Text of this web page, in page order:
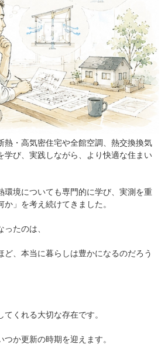
熱・高気密住宅や全館空調、熱交換換気
学び、実践しながら、より快適な住まい
環境についても専門的に学び、実測を重
」を考え続けてきました。
たのは、
ど、本当に暮らしは豊かになるのだろう
くれる大切な存在です。
つか更新の時期を迎えます。